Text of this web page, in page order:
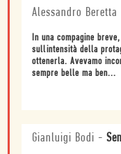
Alessandro Beretta
In una compagine
sullintensità della
ottenerla. Avevamo
sempre belle ma ben...
Gianluigi Bodi -